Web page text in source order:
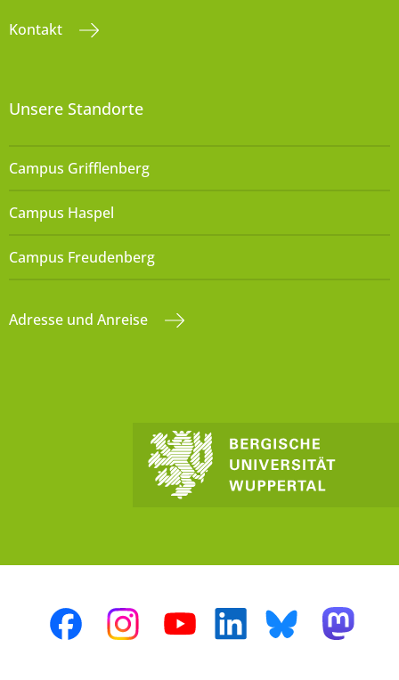
Kontakt
Unsere Standorte
Campus Grifflenberg
Campus Haspel
Campus Freudenberg
Adresse und Anreise